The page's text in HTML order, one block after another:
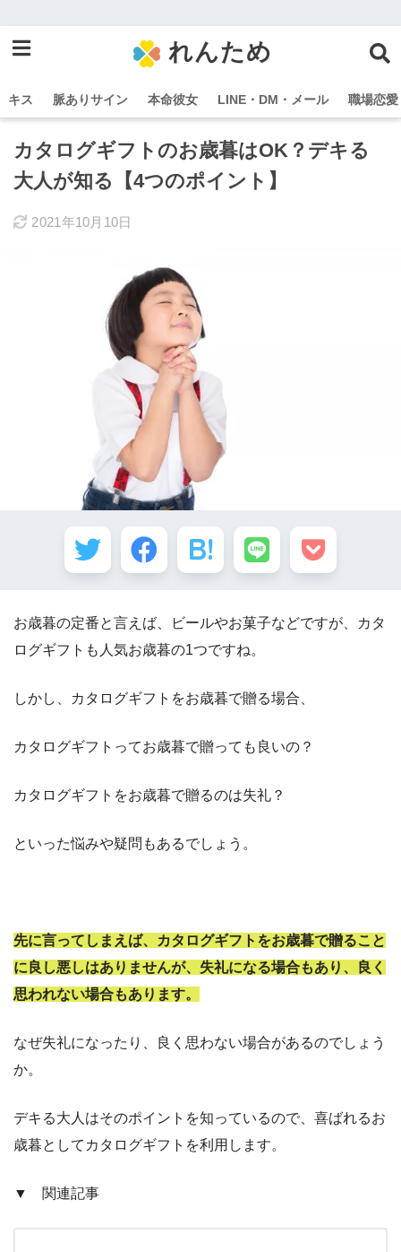
れんため
キス 脈ありサイン 本命彼女 LINE・DM・メール 職場恋愛
カタログギフトのお歳暮はOK？デキる
大人が知る【4つのポイント】
2021年10月10日
お歳暮の定番と言えば、ビールやお菓子などですが、カタ
ログギフトも人気お歳暮の1つですね。
しかし、カタログギフトをお歳暮で贈る場合、
カタログギフトってお歳暮で贈っても良いの？
カタログギフトをお歳暮で贈るのは失礼？
といった悩みや疑問もあるでしょう。
先に言ってしまえば、カタログギフトをお歳暮で贈ること
に良し悪しはありませんが、失礼になる場合もあり、良く
思われない場合もあります。
なぜ失礼になったり、良く思わない場合があるのでしょう
か。
デキる大人はそのポイントを知っているので、喜ばれるお
歳暮としてカタログギフトを利用します。
▼ 関連記事